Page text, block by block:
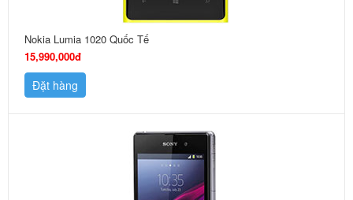
Nokia Lumia 1020 Quốc Tế
15,990,000đ
Đặt hàng